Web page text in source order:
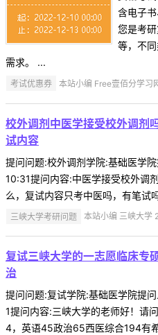
含电子
您是考
等，不
需求。 ...
考试优惠券 本站小编 Free壹佰分学
校外调剂中医学接受校外调剂
试内容
提问问题:校外调剂学院:基础医学
10:31提问内容:中医学接受校外调
么，复试内容只考中医吗，有笔试
三峡大学考研问题 本站小编 三峡大学
复试三峡大学的一志愿临床
治
提问问题:复试学院:基础医学院提
1提问内容:三峡大学的老师好！请
4，英语45政治65西医综合194有